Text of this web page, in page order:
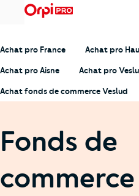
menu
Achat pro France Achat pro
Achat pro Aisne Achat pro
Achat fonds de commerce Veslud
Fonds de
commerce